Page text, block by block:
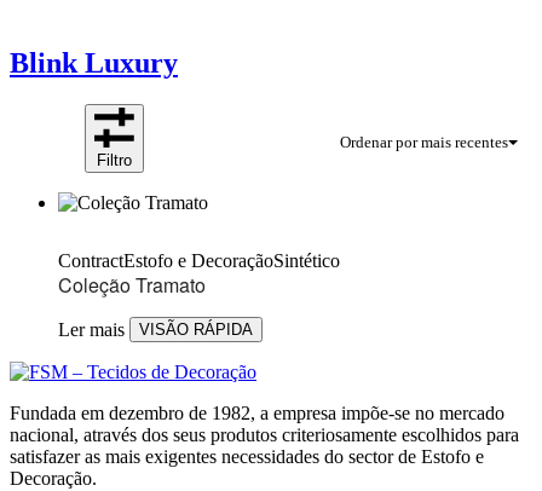
Blink Luxury
Ordenar por mais recentes
Filtro
ContractEstofo e DecoraçãoSintético
Coleção Tramato
Ler mais VISÃO RÁPIDA
Fundada em dezembro de 1982, a empresa impõe-se no mercado
nacional, através dos seus produtos criteriosamente escolhidos para
satisfazer as mais exigentes necessidades do sector de Estofo e
Decoração.